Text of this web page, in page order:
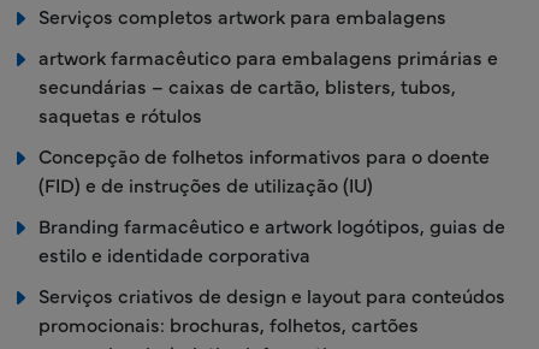
Serviços completos artwork para embalagens
artwork farmacêutico para embalagens primárias e
secundárias – caixas de cartão, blisters, tubos,
saquetas e rótulos
Concepção de folhetos informativos para o doente
(FID) e de instruções de utilização (IU)
Branding farmacêutico e artwork logótipos, guias de
estilo e identidade corporativa
Serviços criativos de design e layout para conteúdos
promocionais: brochuras, folhetos, cartões